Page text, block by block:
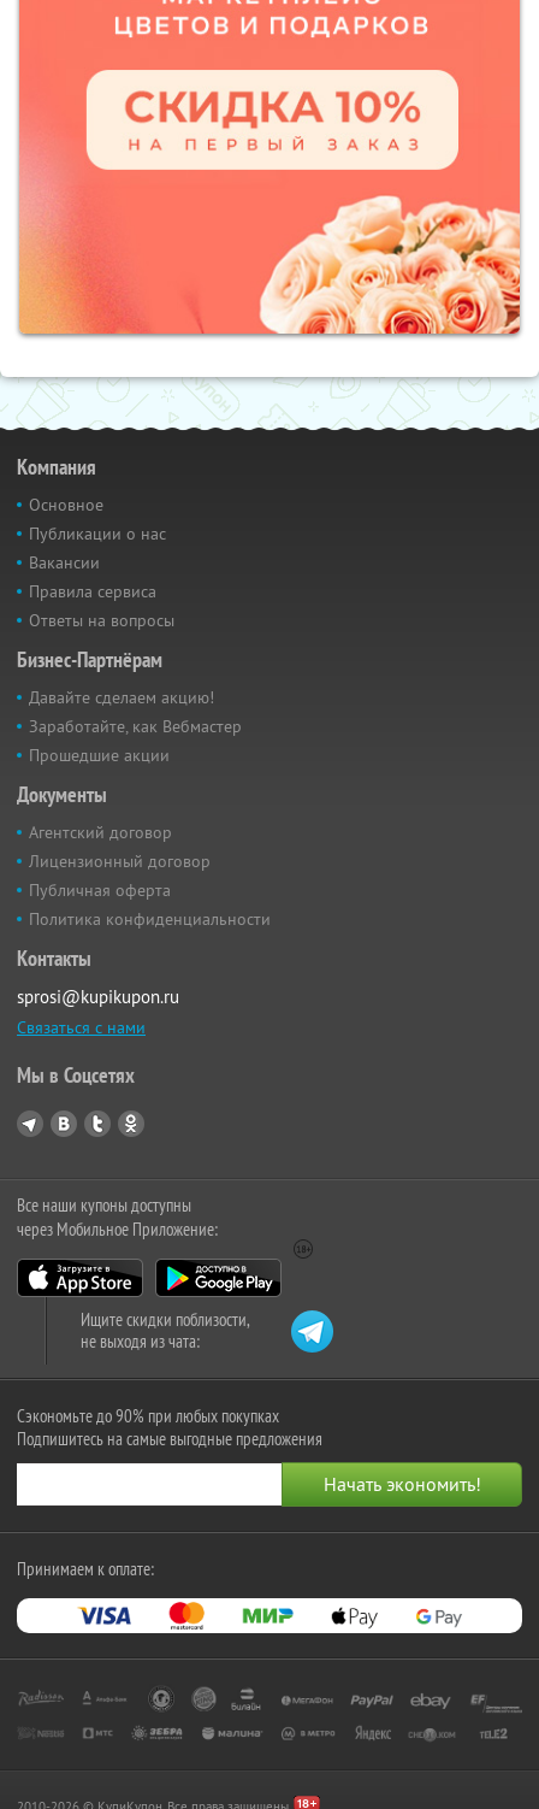
Компания
Основное
Публикации о нас
Вакансии
Правила сервиса
Ответы на вопросы
Бизнес-Партнёрам
Давайте сделаем акцию!
Заработайте, как Вебмастер
Прошедшие акции
Документы
Агентский договор
Лицензионный договор
Публичная оферта
Политика конфиденциальности
Контакты
sprosi@kupikupon.ru
Связаться с нами
Мы в Соцсетях
Все наши купоны доступны
через Мобильное Приложение:
Ищите скидки поблизости,
не выходя из чата:
Сэкономьте до 90% при любых покупках
Подпишитесь на самые выгодные предложения
Принимаем к оплате: